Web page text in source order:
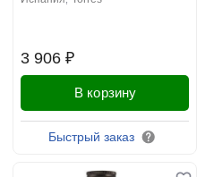
3 906 ₽
В корзину
Быстрый заказ